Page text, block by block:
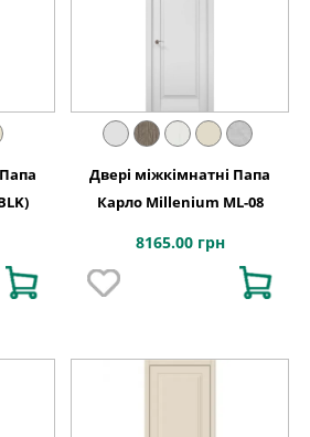
Двері міжкімнатні Папа
Карло Millenium ML-08
8165.00 грн